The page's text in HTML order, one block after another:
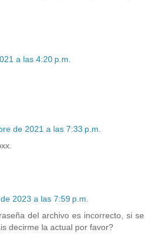
a las 4:20 p.m.
de 2021 a las 7:33 p.m.
2023 a las 7:59 p.m.
del archivo es incorrecto, si se
decirme la actual por favor?